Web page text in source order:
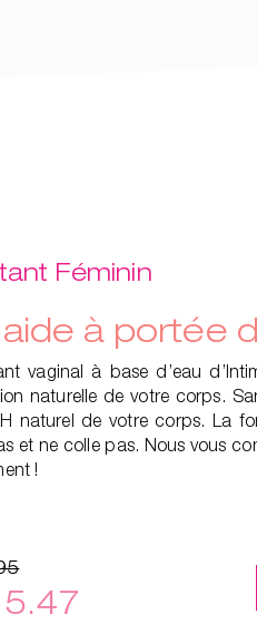
Féminin
à portée
vaginal à base d’eau
naturelle de votre corps.
naturel de votre corps. La
et ne colle pas. Nous vous
!